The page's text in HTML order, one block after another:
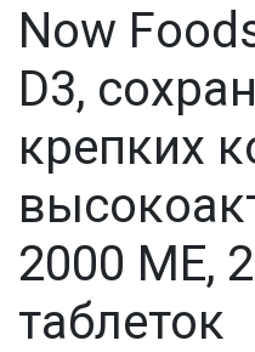
Now
D3,
крепких
2000 МЕ,
таблеток